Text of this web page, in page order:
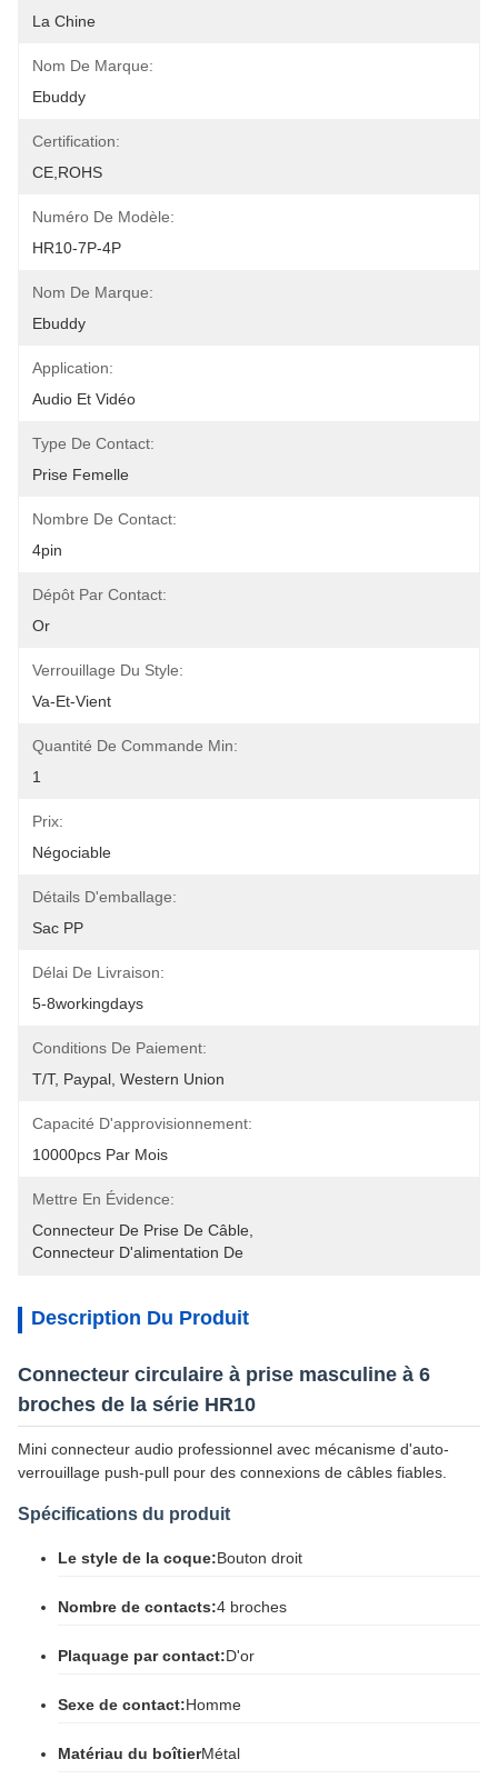
La Chine
Nom De Marque:
Ebuddy
Certification:
CE,ROHS
Numéro De Modèle:
HR10-7P-4P
Nom De Marque:
Ebuddy
Application:
Audio Et Vidéo
Type De Contact:
Prise Femelle
Nombre De Contact:
4pin
Dépôt Par Contact:
Or
Verrouillage Du Style:
Va-Et-Vient
Quantité De Commande Min:
1
Prix:
Négociable
Détails D'emballage:
Sac PP
Délai De Livraison:
5-8workingdays
Conditions De Paiement:
T/T, Paypal, Western Union
Capacité D'approvisionnement:
10000pcs Par Mois
Mettre En Évidence:
Connecteur De Prise De Câble
Connecteur D'alimentation De
Description Du Produit
Connecteur circulaire à prise masculine à 6
broches de la série HR10
Mini connecteur audio professionnel avec mécanisme d'auto-
verrouillage push-pull pour des connexions de câbles fiables.
Spécifications du produit
Le style de la coque:Bouton droit
Nombre de contacts:4 broches
Plaquage par contact:D'or
Sexe de contact:Homme
Matériau du boîtierMétal